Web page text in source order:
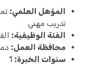
المؤهل العلمي:
تدريب مهني
الفئة الوظيفية:
محافظة العمل:
سنوات الخبرة: